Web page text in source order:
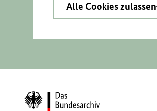
Alle Cookies zulassen
Zur
Startseite